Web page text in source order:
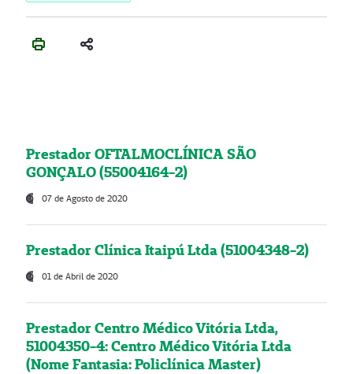
Prestador OFTALMOCLÍNICA SÃO
GONÇALO (55004164-2)
07 de Agosto de 2020
Prestador Clínica Itaipú Ltda (51004348-2)
01 de Abril de 2020
Prestador Centro Médico Vitória Ltda,
51004350-4: Centro Médico Vitória Ltda
(Nome Fantasia: Policlínica Master)